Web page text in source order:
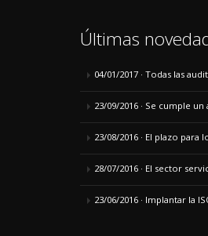
Últimas
04/01/2017 · Todas las
23/09/2016 · Se cumple
23/08/2016 · El plazo
28/07/2016 · El sector
23/06/2016 · Implantar la